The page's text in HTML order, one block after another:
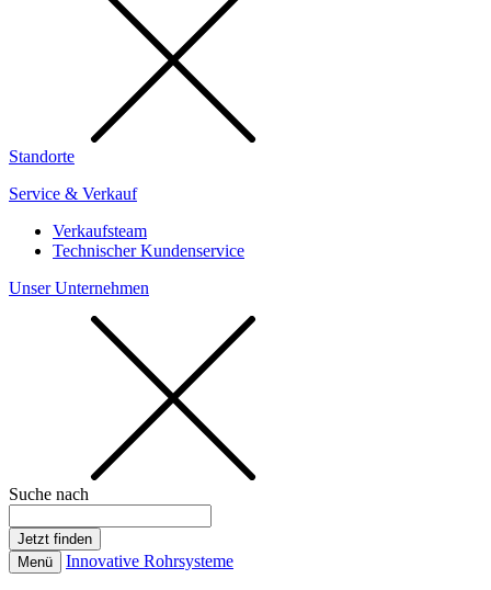
Standorte
Service & Verkauf
Verkaufsteam
Technischer Kundenservice
Unser Unternehmen
Suche nach
Menü Innovative Rohrsysteme